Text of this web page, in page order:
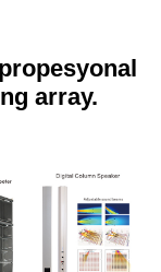
array.